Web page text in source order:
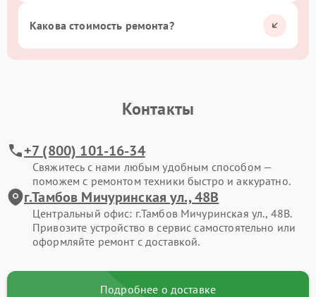
Какова стоимость ремонта?
Контакты
+7 (800) 101-16-34
Свяжитесь с нами любым удобным способом —
поможем с ремонтом техники быстро и аккуратно.
г.Тамбов Мичуринская ул., 48В
Центральный офис: г.Тамбов Мичуринская ул., 48В.
Привозите устройство в сервис самостоятельно или
оформляйте ремонт с доставкой.
Подробнее о доставке